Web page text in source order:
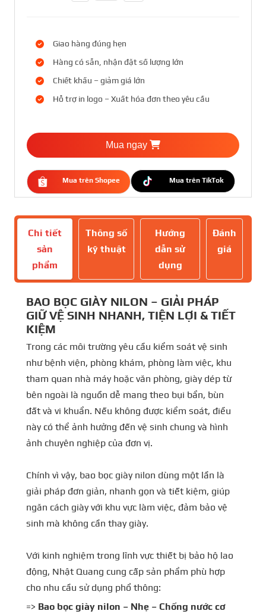
Giao hàng đúng hẹn
Hàng có sẵn, nhận đặt số lượng lớn
Chiết khấu – giảm giá lớn
Hỗ trợ in logo – Xuất hóa đơn theo yêu cầu
Mua ngay
Mua trên Shopee Mua trên TikTok
Chi tiết
sản
phẩm
Thông số
kỹ thuật
Hướng
dẫn sử
dụng
Đánh
giá
BAO BỌC GIÀY NILON – GIẢI PHÁP
GIỮ VỆ SINH NHANH, TIỆN LỢI & TIẾT
KIỆM
Trong các môi trường yêu cầu kiểm soát vệ sinh
như bệnh viện, phòng khám, phòng làm việc, khu
tham quan nhà máy hoặc văn phòng, giày dép từ
bên ngoài là nguồn dễ mang theo bụi bẩn, bùn
đất và vi khuẩn. Nếu không được kiểm soát, điều
này có thể ảnh hưởng đến vệ sinh chung và hình
ảnh chuyên nghiệp của đơn vị.
Chính vì vậy, bao bọc giày nilon dùng một lần là
giải pháp đơn giản, nhanh gọn và tiết kiệm, giúp
ngăn cách giày với khu vực làm việc, đảm bảo vệ
sinh mà không cần thay giày.
Với kinh nghiệm trong lĩnh vực thiết bị bảo hộ lao
động, Nhật Quang cung cấp sản phẩm phù hợp
cho nhu cầu sử dụng phổ thông:
=> Bao bọc giày nilon – Nhẹ – Chống nước cơ